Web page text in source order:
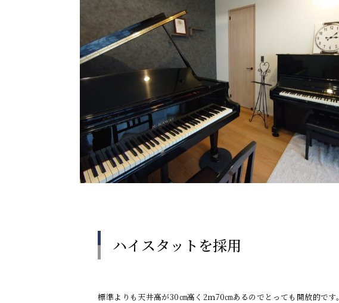
ハイスタットを採用
標準よりも天井高が30㎝高く2ｍ70㎝あるのでとっても開放的です。